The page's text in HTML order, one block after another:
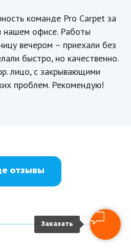
команде Pro Carpet за
нашем офисе. Работы
вечером – приехали без
быстро, но качественно.
лицо, с закрывающими
проблем. Рекомендую!
отзывы
Заказать